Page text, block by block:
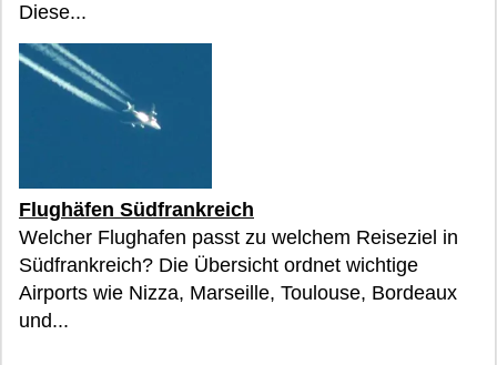
Diese...
Flughäfen Südfrankreich
Welcher Flughafen passt zu welchem Reiseziel in
Südfrankreich? Die Übersicht ordnet wichtige
Airports wie Nizza, Marseille, Toulouse, Bordeaux
und...